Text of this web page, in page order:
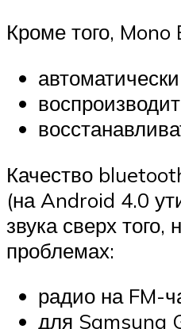
Кроме того,
Качество
(на Android 4.0
звука сверх
проблемах:
радио на FM-
для Samsung